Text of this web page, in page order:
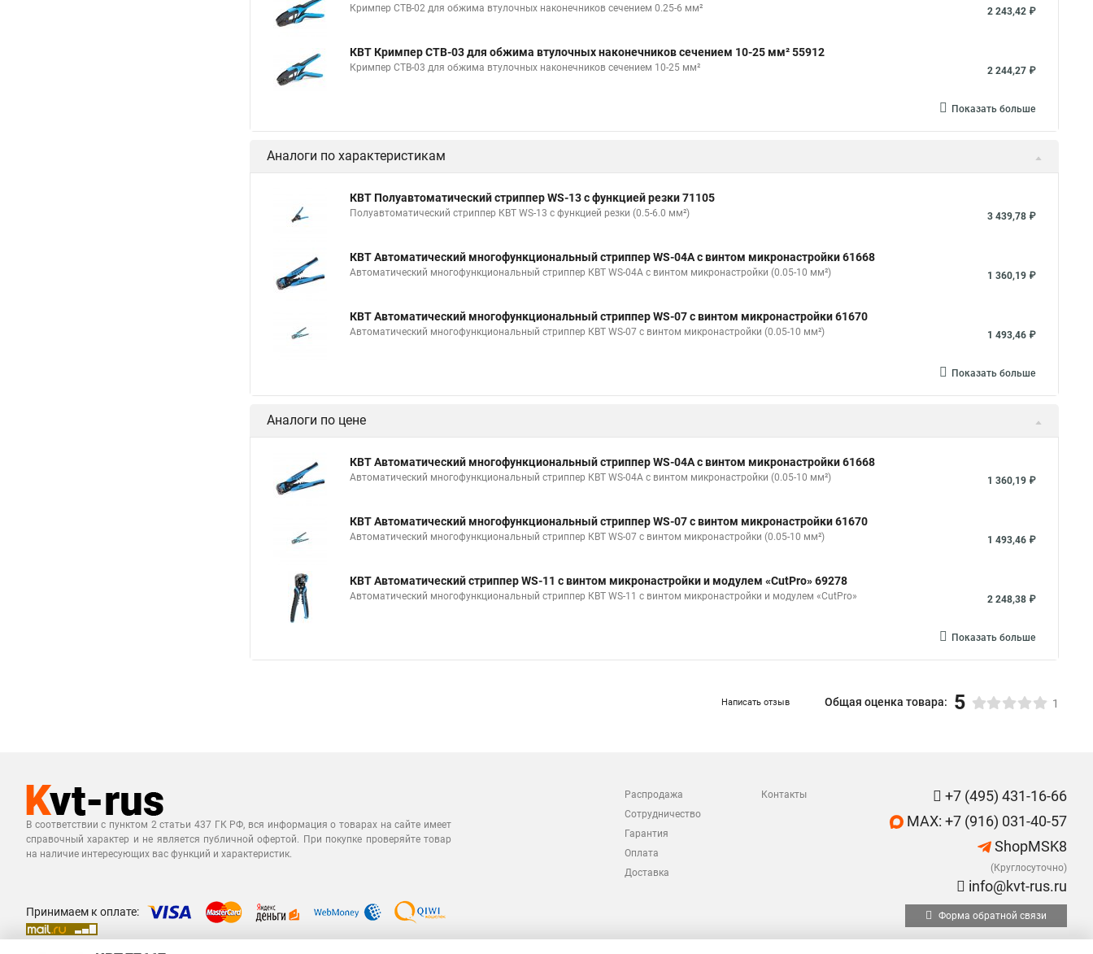
Кримпер CTB-02 для обжима втулочных наконечников сечением 0.25-6 мм² 2 243,42 ₽
КВТ Кримпер CTB-03 для обжима втулочных наконечников сечением 10-25 мм² 55912
Кримпер CTB-03 для обжима втулочных наконечников сечением 10-25 мм² 2 244,27 ₽
Показать больше
Аналоги по характеристикам
КВТ Полуавтоматический стриппер WS-13 с функцией резки 71105
Полуавтоматический стриппер КВТ WS-13 с функцией резки (0.5-6.0 мм²) 3 439,78 ₽
КВТ Автоматический многофункциональный стриппер WS-04A с винтом микронастройки 61668
Автоматический многофункциональный стриппер КВТ WS-04A с винтом микронастройки (0.05-10 мм²) 1 360,19 ₽
КВТ Автоматический многофункциональный стриппер WS-07 с винтом микронастройки 61670
Автоматический многофункциональный стриппер КВТ WS-07 с винтом микронастройки (0.05-10 мм²) 1 493,46 ₽
Показать больше
Аналоги по цене
КВТ Автоматический многофункциональный стриппер WS-04A с винтом микронастройки 61668
Автоматический многофункциональный стриппер КВТ WS-04A с винтом микронастройки (0.05-10 мм²) 1 360,19 ₽
КВТ Автоматический многофункциональный стриппер WS-07 с винтом микронастройки 61670
Автоматический многофункциональный стриппер КВТ WS-07 с винтом микронастройки (0.05-10 мм²) 1 493,46 ₽
КВТ Автоматический стриппер WS-11 с винтом микронастройки и модулем «CutPro» 69278
Автоматический многофункциональный стриппер КВТ WS-11 с винтом микронастройки и модулем «CutPro» 2 248,38 ₽
Показать больше
Написать отзыв Общая оценка товара: 5 1
В соответствии с пунктом 2 статьи 437 ГК РФ, вся информация о товарах на сайте имеет
справочный характер и не является публичной офертой. При покупке проверяйте товар
на наличие интересующих вас функций и характеристик.
Распродажа
Сотрудничество
Гарантия
Оплата
Доставка
Контакты
+7 (495) 431-16-66
MAX: +7 (916) 031-40-57
ShopMSK8
(Круглосуточно)
info@kvt-rus.ru
Принимаем к оплате: Форма обратной связи